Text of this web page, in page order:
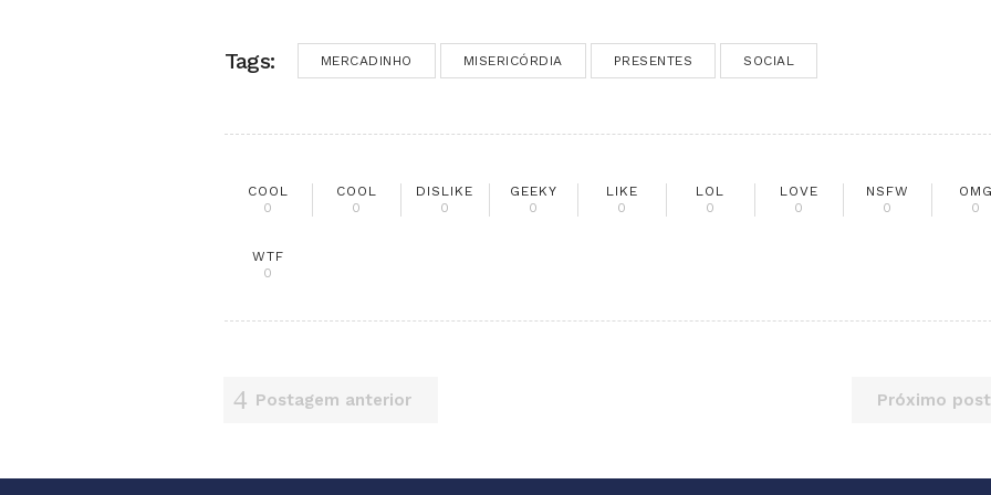
Tags: MERCADINHO MISERICÓRDIA PRESENTES SOCIAL
COOL
0
COOL
0
DISLIKE
0
GEEKY
0
LIKE
0
LOL
0
LOVE
0
NSFW
0
0
WTF
0
Postagem anterior Próximo post